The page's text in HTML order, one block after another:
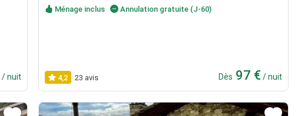
/ nuit
Ménage inclus Annulation gratuite (J-60)
4,2 23 avis Dès 97 € / nuit